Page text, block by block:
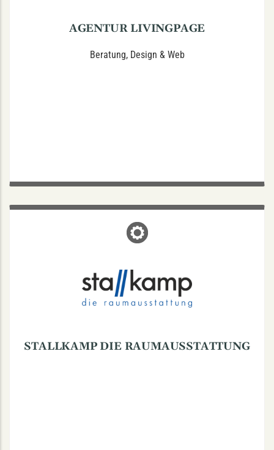
AGENTUR LIVINGPAGE
Beratung, Design & Web
STALLKAMP DIE RAUMAUSSTATTUNG
STALLKAMP DIE
Finkenstraße 19, 48147 Münster